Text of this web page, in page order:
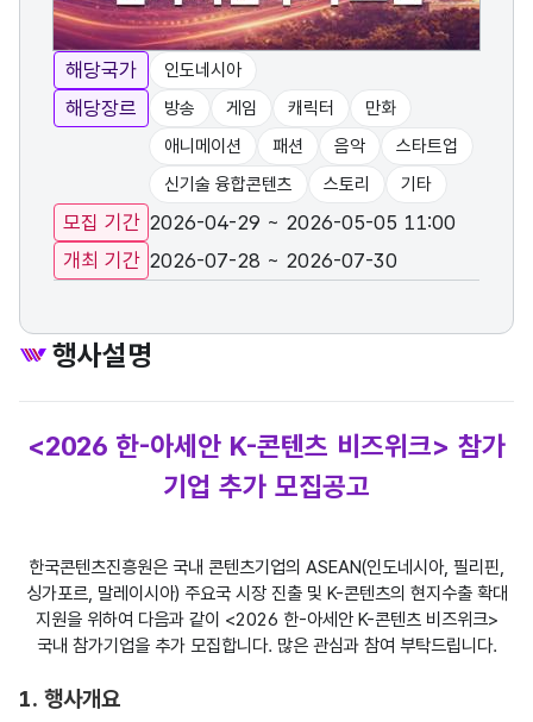
해당국가 인도네시아
해당장르 방송 게임 캐릭터
만화
애니메이션
패션 음악
스타트업
신기술 융합콘텐츠
스토리 기타
모집 기간 2026-04-29 ~ 2026-05-05 11:00
개최 기간 2026-07-28 ~ 2026-07-30
행사설명
<2026 한-아세안 K-콘텐츠 비즈위크> 참가
기업 추가 모집공고
한국콘텐츠진흥원은 국내 콘텐츠기업의 ASEAN(인도네시아, 필리핀,
싱가포르, 말레이시아) 주요국 시장 진출 및 K-콘텐츠의 현지수출 확대
지원을 위하여 다음과 같이 <2026 한-아세안 K-콘텐츠 비즈위크>
국내 참가기업을 추가 모집합니다. 많은 관심과 참여 부탁드립니다.
1. 행사개요